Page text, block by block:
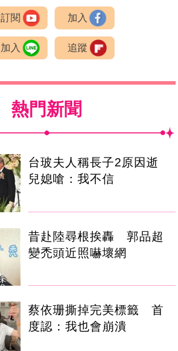
訂閱 加入
加入 追蹤
熱門新聞
台玻夫人稱長子2原因逝
兒媳嗆：我不信
昔赴陸尋根挨轟 郭品超
變禿頭近照嚇壞網
蔡依珊撕掉完美標籤 首
度認：我也會崩潰